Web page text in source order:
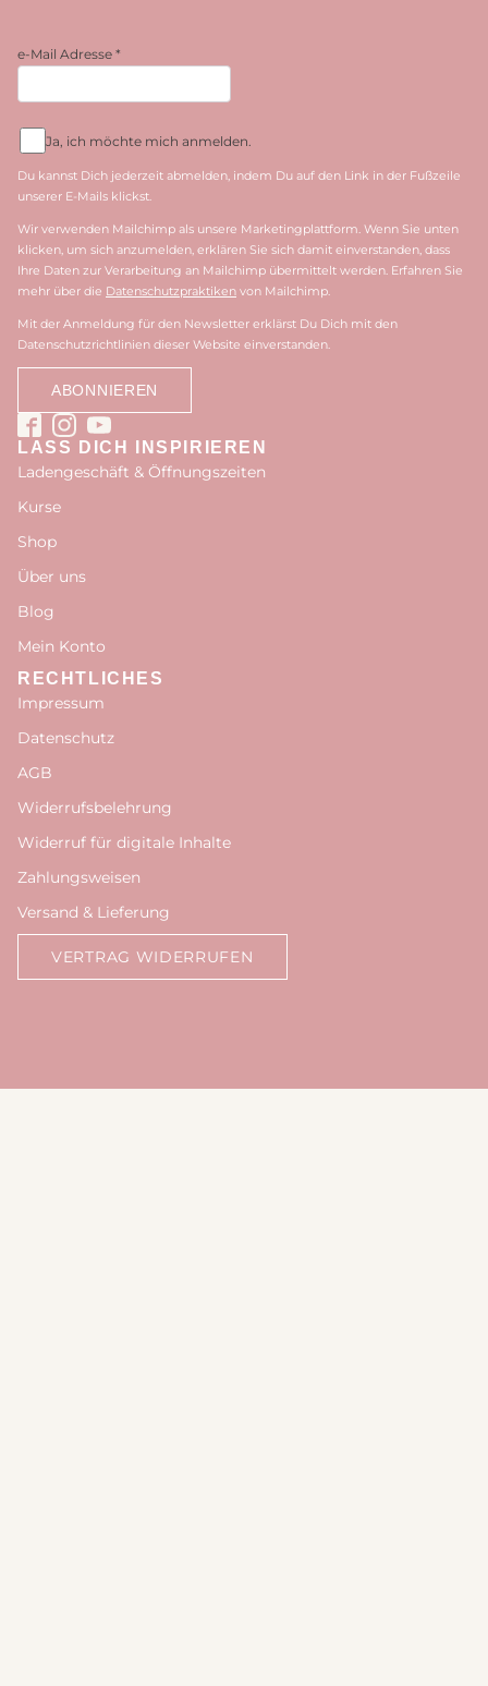
e-Mail Adresse *
Ja, ich möchte mich anmelden.
Du kannst Dich jederzeit abmelden, indem Du auf den Link in der Fußzeile
unserer E-Mails klickst.
Wir verwenden Mailchimp als unsere Marketingplattform. Wenn Sie unten
klicken, um sich anzumelden, erklären Sie sich damit einverstanden, dass
Ihre Daten zur Verarbeitung an Mailchimp übermittelt werden. Erfahren Sie
mehr über die Datenschutzpraktiken von Mailchimp.
Mit der Anmeldung für den Newsletter erklärst Du Dich mit den
Datenschutzrichtlinien dieser Website einverstanden.
LASS DICH INSPIRIEREN
Ladengeschäft & Öffnungszeiten
Kurse
Shop
Über uns
Blog
Mein Konto
RECHTLICHES
Impressum
Datenschutz
AGB
Widerrufsbelehrung
Widerruf für digitale Inhalte
Zahlungsweisen
Versand & Lieferung
VERTRAG WIDERRUFEN